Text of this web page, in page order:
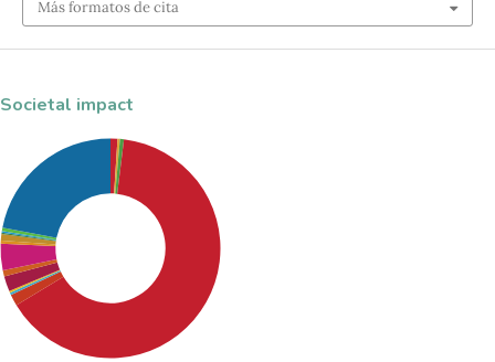
Más formatos de cita
Societal impact